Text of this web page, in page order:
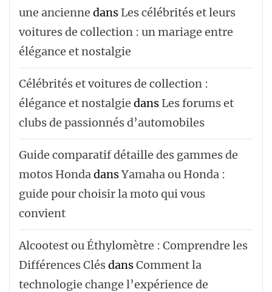
une ancienne dans Les célébrités et leurs
voitures de collection : un mariage entre
élégance et nostalgie
Célébrités et voitures de collection :
élégance et nostalgie dans Les forums et
clubs de passionnés d’automobiles
Guide comparatif détaille des gammes de
motos HondadansYamaha ou Honda :
guide pour choisir la moto qui vous
convient
Alcootest ou Éthylomètre : Comprendre les
Différences ClésdansComment la
technologie change l’expérience de